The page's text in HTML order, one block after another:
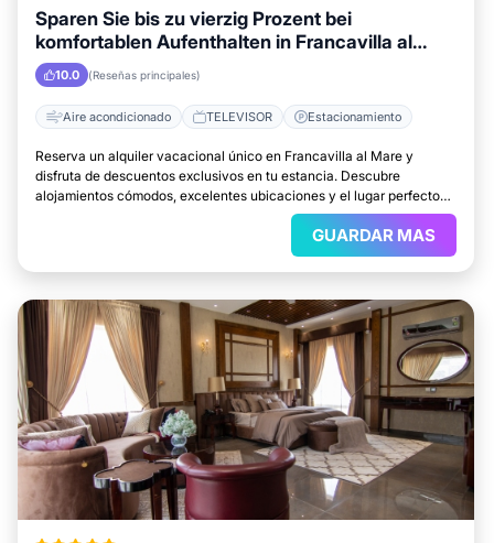
Sparen Sie bis zu vierzig Prozent bei
komfortablen Aufenthalten in Francavilla al
Mare
10.0 (Reseñas principales)
Aire acondicionado TELEVISOR Estacionamiento
Reserva un alquiler vacacional único en Francavilla al Mare y
disfruta de descuentos exclusivos en tu estancia. Descubre
alojamientos cómodos, excelentes ubicaciones y el lugar perfecto
GUARDAR MAS